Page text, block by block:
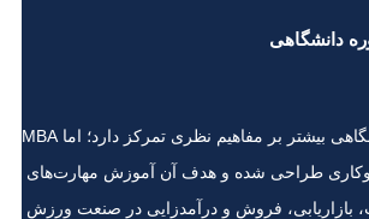
دانشگاهی
مدیریت ورزشی دانشگاهی بیشتر بر مفاهیم نظری تمرکز دارد؛ اما MBA
طراحی شده و هدف آن آموزش مهارت‌های
بازاریابی، فروش و درآمدزایی در صنعت ورزش